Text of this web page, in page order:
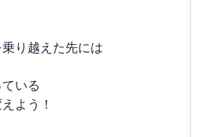
り越えた先には
いる
よう！